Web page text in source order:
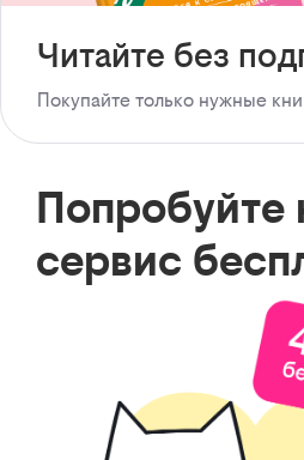
Читайте без
Покупайте только нужные
Попробуйте
сервис